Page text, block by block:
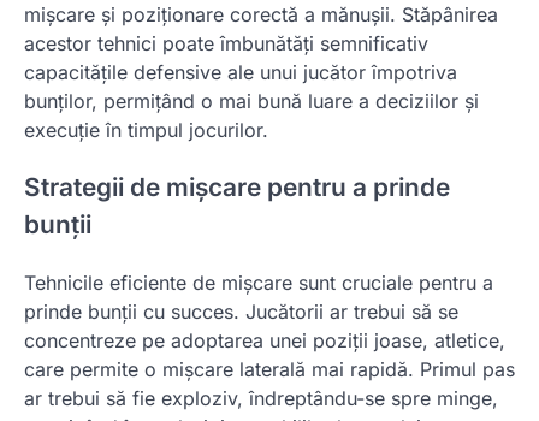
mișcare și poziționare corectă a mănușii. Stăpânirea
acestor tehnici poate îmbunătăți semnificativ
capacitățile defensive ale unui jucător împotriva
bunților, permițând o mai bună luare a deciziilor și
execuție în timpul jocurilor.
Strategii de mișcare pentru a prinde
bunții
Tehnicile eficiente de mișcare sunt cruciale pentru a
prinde bunții cu succes. Jucătorii ar trebui să se
concentreze pe adoptarea unei poziții joase, atletice,
care permite o mișcare laterală mai rapidă. Primul pas
ar trebui să fie exploziv, îndreptându-se spre minge,